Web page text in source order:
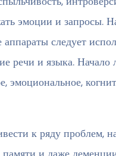
эмоции и запросы.
следует
речи и языка. Начало
эмоциональное,
к ряду проблем,